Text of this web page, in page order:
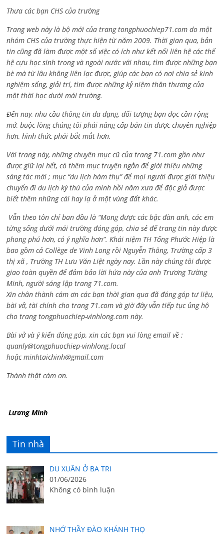
Thưa các bạn CHS của trường
Trang web này là bộ mới của trang tongphuochiep71.com do một
nhóm CHS của trường thực hiện từ năm 2009. Thời gian qua, bản
tin cũng đã làm được một số việc có ích như kết nối liên hệ các thế
hệ cựu học sinh trong và ngoài nước với nhau, tìm được những bạn
bè mà từ lâu không liên lạc được, giúp các bạn có nơi chia sẻ kinh
nghiệm sống, giải trí, tìm được những kỷ niệm thân thương của
một thời học dưới mái trường.
Đến nay, nhu cầu thông tin đa dạng, đối tượng bạn đọc cần rộng
mở, buộc lòng chúng tôi phải nâng cấp bản tin được chuyên nghiệp
hơn, hình thức phải bắt mắt hơn.
Với trang này, những chuyên mục cũ của trang 71.com gần như
được giữ lại hết, có thêm mục truyện ngắn để giới thiệu những
sáng tác mới ; mục “du lịch hàm thụ” để mọi người được giới thiệu
chuyến đi du lịch kỳ thú của mình hồi năm xưa để độc giả được
biết thêm những cái hay lạ ở một vùng đất khác.
Vẫn theo tôn chỉ ban đầu là “Mong được các bậc đàn anh, các em
từng sống dưới mái trường đóng góp, chia sẻ để trang tin này được
phong phú hơn, có ý nghĩa hơn”. Khái niệm TH Tống Phước Hiệp là
bao gồm cả Collège de Vinh Long rồi Nguyễn Thông, Trường cấp 3
thị xã , Trường TH Lưu Văn Liệt ngày nay. Lần này chúng tôi được
giao toàn quyền để đảm bảo lời hứa này của anh Trương Tường
Minh, người sáng lập trang 71.com.
Xin chân thành cám ơn các bạn thời gian qua đã đóng góp tư liệu,
bài vở, tài chính cho trang 71.com và giờ đây vẫn tiếp tục ủng hộ
cho trang tongphuochiep-vinhlong.com này.
Bài vở và ý kiến đóng góp, xin các bạn vui lòng email về :
quanly@tongphuochiep-vinhlong.local
hoặcminhtaichinh@gmail.com
Thành thật cám ơn.
Lương Minh
Tin nhà
DU XUÂN Ở BA TRI
01/06/2026
Không có bình luận
NHỚ THẦY ĐÀO KHÁNH THỌ